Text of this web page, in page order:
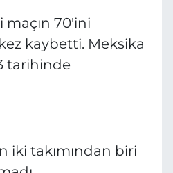
maçın 70'ini
kaybetti. Meksika
tarihinde
iki takımından biri